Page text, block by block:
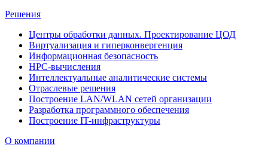
Решения
Центры обработки данных. Проектирование ЦОД
Виртуализация и гиперконвергенция
Информационная безопасность
HPC-вычисления
Интеллектуальные аналитические системы
Отраслевые решения
Построение LAN/WLAN сетей организации
Разработка программного обеспечения
Построение IT-инфраструктуры
О компании